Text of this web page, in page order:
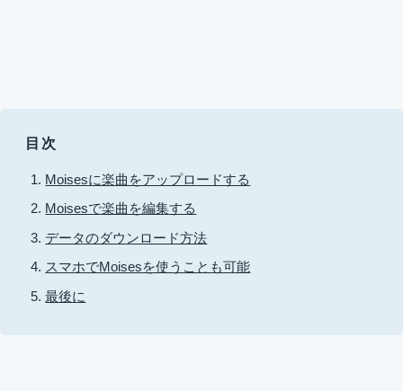
目次
Moisesに楽曲をアップロードする
Moisesで楽曲を編集する
データのダウンロード方法
スマホでMoisesを使うことも可能
最後に